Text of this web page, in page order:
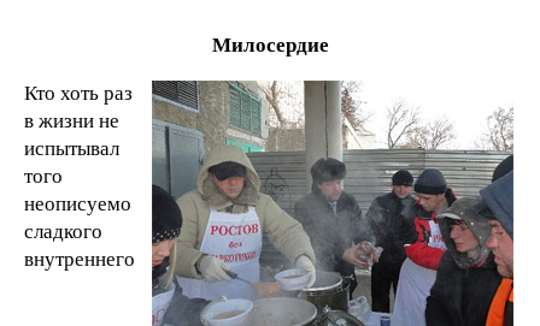
Милосердие
Кто хоть раз
в жизни не
испытывал
того
неописуемо
сладкого
внутреннего